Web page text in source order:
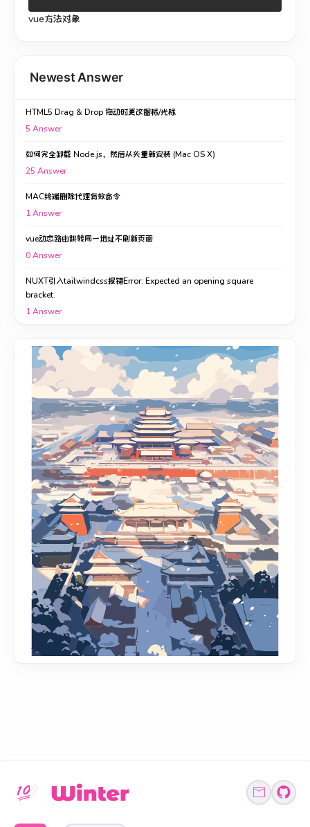
vue方法对象
Newest Answer
HTML5 Drag & Drop 拖动时更改图标/光标
5 Answer
如何完全卸载 Node.js，然后从头重新安装 (Mac OS X)
25 Answer
MAC终端删除代理有效命令
1Answer
vue动态路由跳转同一地址不刷新页面
0Answer
NUXT引入tailwindcss报错Error: Expected an opening square
bracket.
1Answer